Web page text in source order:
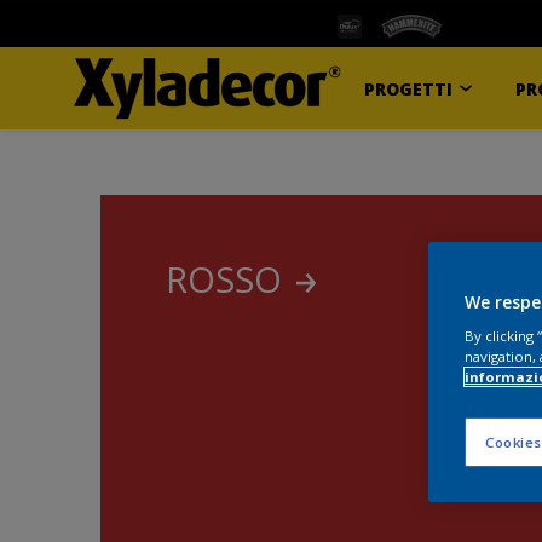
PROGETTI
ROSSO We
By clicking
navigation,